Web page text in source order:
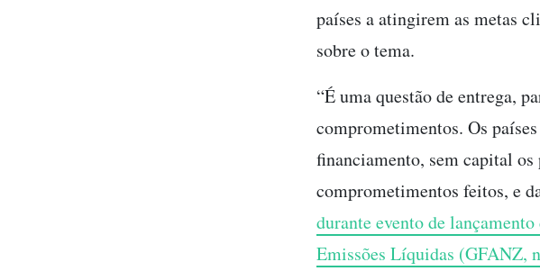
países a atingirem as metas
sobre o tema.
“É uma questão de entrega,
comprometimentos. Os
financiamento, sem capital os
comprometimentos feitos, e
durante evento de
Emissões Líquidas (GFANZ,